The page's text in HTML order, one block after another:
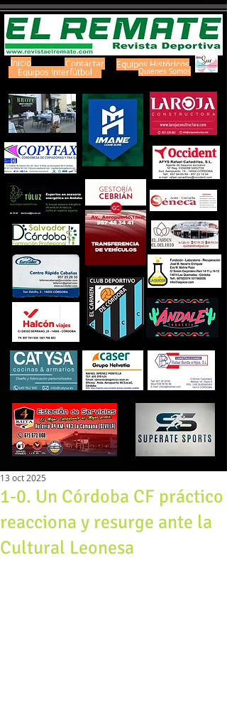
Inicio Contactar
Equipos Interfútbol
Equipos Históricos
Quienes Somos
1-0. Un Córdoba CF práctico
reacciona y resurge ante la
Cultural Leonesa
13 oct 2025